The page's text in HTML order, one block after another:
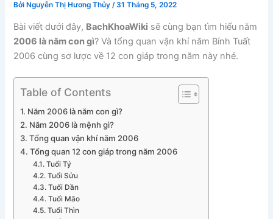
Bởi Nguyễn Thị Hương Thủy/31 Tháng 5, 2022
Bài viết dưới đây, BachKhoaWiki sẽ cùng bạn tìm hiểu năm
2006 là năm con gì? Và tổng quan vận khí năm Bính Tuất
2006 cùng sơ lược về 12 con giáp trong năm này nhé.
Table of Contents
Năm 2006 là năm con gì?
Năm 2006 là mệnh gì?
Tổng quan vận khí năm 2006
Tổng quan 12 con giáp trong năm 2006
Tuổi Tý
Tuổi Sửu
Tuổi Dần
Tuổi Mão
Tuổi Thìn